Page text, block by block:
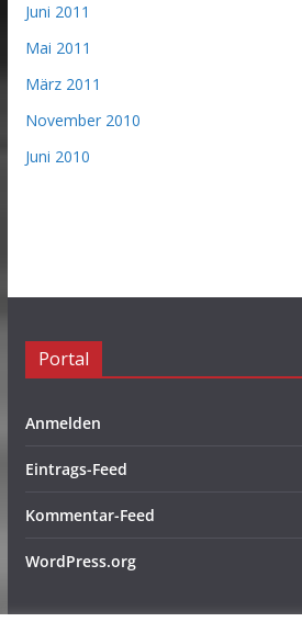
Juni 2011
Mai 2011
März 2011
November 2010
Juni 2010
Portal
Anmelden
Eintrags-Feed
Kommentar-Feed
WordPress.org